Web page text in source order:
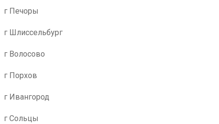
г Печоры
г Шлиссельбург
г Волосово
г Порхов
г Ивангород
г Сольцы